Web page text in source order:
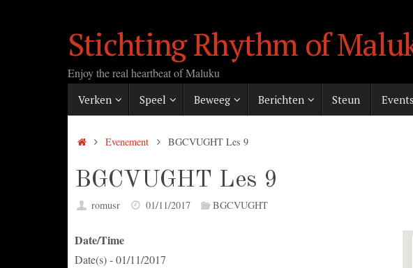
Stichting Rhythm of
Enjoy the real heartbeat of Maluku
naar
de
Verken Speel Beweeg Berichten Steun Events
HomeEvenement BGCVUGHT Les 9
BGCVUGHT Les 9
romusr 01/11/2017 BGCVUGHT
Date/Time
Date(s) - 01/11/2017